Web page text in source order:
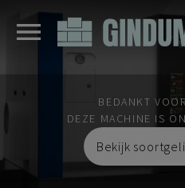
BEDANKT
DEZE MACHINE IS
Bekijk